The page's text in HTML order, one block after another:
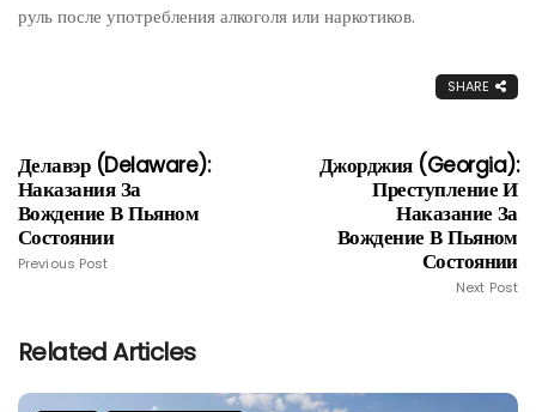
руль после употребления алкоголя или наркотиков.
SHARE
Делавэр (Delaware):
Наказания За
Вождение В Пьяном
Состоянии
Previous Post
Джорджия (Georgia):
Преступление И
Наказание За
Вождение В Пьяном
Состоянии
Next Post
Related Articles